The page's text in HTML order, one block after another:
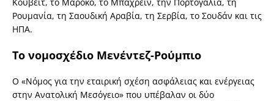
Ρουμανία, τη Σαουδική Αραβία, τη Σερβία, το Σουδάν και τις
ΗΠΑ.
Το νομοσχέδιο Μενέντεζ-Ρούμπιο
Ο «Νόμος για την εταιρική σχέση ασφάλειας και ενέργειας
στην Ανατολική Μεσόγειο» που υπέβαλαν οι δύο